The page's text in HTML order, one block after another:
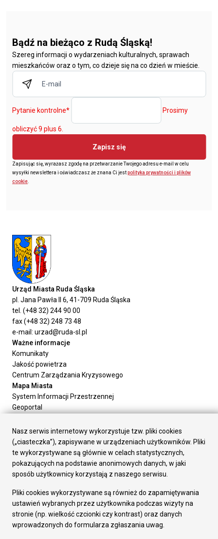
Bądź na bieżąco z Rudą Śląską!
Szereg informacji o wydarzeniach kulturalnych, sprawach
mieszkańców oraz o tym, co dzieje się na co dzień w mieście.
Pytanie kontrolne* Prosimy
obliczyć 9 plus 6.
Zapisz się
Zapisując się, wyrażasz zgodę na przetwarzanie Twojego adresu e-mail w celu
wysyłki newslettera i oświadczasz że znana Ci jestpolityka prywatności i plików
cookie
Urząd Miasta Ruda Śląska
pl. Jana Pawła II 6, 41-709 Ruda Śląska
tel. (+48 32) 244 90 00
fax (+48 32) 248 73 48
e-mail: urzad@ruda-sl.pl
Ważne informacje
Komunikaty
Jakość powietrza
Centrum Zarządzania Kryzysowego
Mapa Miasta
System Informacji Przestrzennej
Geoportal
Załatw sprawę
Prezydent Miasta
Rada Miasta
Wydziały
Elektroniczna Skrzynka Podawcza
Gospodarka
Fundusze europejskie
Środki krajowe
Oferty inwestycyjne
Nasz serwis internetowy wykorzystuje tzw. pliki cookies
(„ciasteczka”), zapisywane w urządzeniach użytkowników. Pliki
te wykorzystywane są głównie w celach statystycznych,
pokazujących na podstawie anonimowych danych, w jaki
sposób użytkownicy korzystają z naszego serwisu.
Pliki cookies wykorzystywane są również do zapamiętywania
ustawień wybranych przez użytkownika podczas wizyty na
stronie (np. wielkość czcionki czy kontrast) oraz danych
wprowadzonych do formularza zgłaszania uwag.